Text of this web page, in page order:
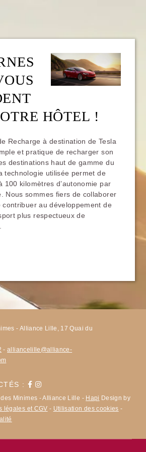
HÔTEL !
Recharge à destination de Tesla
et pratique de recharger son
destinations haut de gamme du
technologie utilisée permet de
100 kilomètres d’autonomie par
Nous sommes fiers de collaborer
contribuer au développement de
plus respectueux de
- Alliance Lille, 17 Quai du
-alliancelille@alliance-
:
Minimes - Alliance Lille - Hapi Design by
légales et CGV - Utilisation des cookies -
& ACTUS
& ACCÈS